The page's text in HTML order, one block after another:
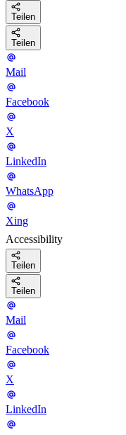
Teilen
Teilen
Mail
Facebook
X
LinkedIn
WhatsApp
Xing
Accessibility
Teilen
Teilen
Mail
Facebook
X
LinkedIn